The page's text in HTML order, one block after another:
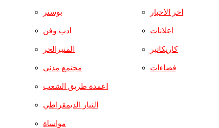
بوستر
ادب وفن
المنبرالحر
مجتمع مدني
اخر الاخبار
اعلانات
كاريكاتير
فضاءات
اعمدة طريق الشعب
التيار الديمقراطي
مواساة